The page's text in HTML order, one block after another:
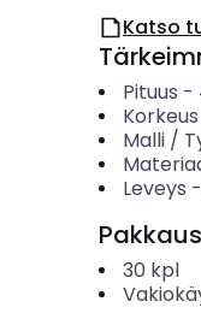
Katso
Pituus -
Korkeus
Malli /
Leveys -
30 kpl